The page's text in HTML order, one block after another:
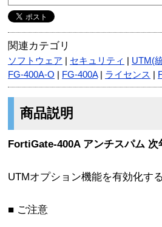
関連カテゴリ
ソフトウェア セキュリティ
UTM(
FG-400A-O
FG-400A| ライセンス
商品説明
FortiGate-400A アンチスパム 次
UTMオプション機能を有効化す
■ ご注意